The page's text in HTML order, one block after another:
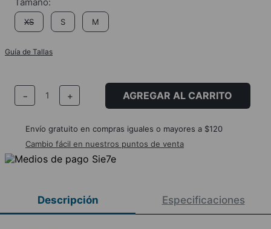
XS S M
Guía de Tallas
＋
－ AGREGAR AL CARRITO
Envío gratuito en compras iguales o mayores a $120
Cambio fácil en nuestros puntos de venta
Descripción Especificaciones